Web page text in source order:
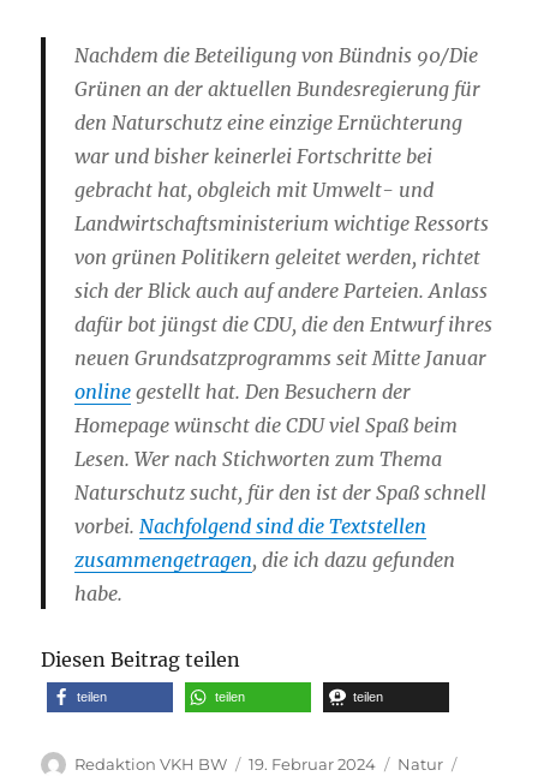
Nachdem die Beteiligung von Bündnis 90/Die
Grünen an der aktuellen Bundesregierung für
den Naturschutz eine einzige Ernüchterung
war und bisher keinerlei Fortschritte bei
gebracht hat, obgleich mit Umwelt- und
Landwirtschaftsministerium wichtige Ressorts
von grünen Politikern geleitet werden, richtet
sich der Blick auch auf andere Parteien. Anlass
dafür bot jüngst die CDU, die den Entwurf ihres
neuen Grundsatzprogramms seit Mitte Januar
online gestellt hat. Den Besuchern der
Homepage wünscht die CDU viel Spaß beim
Lesen. Wer nach Stichworten zum Thema
Naturschutz sucht, für den ist der Spaß schnell
vorbei. Nachfolgend sind die Textstellen
zusammengetragen, die ich dazu gefunden
habe.
Diesen Beitrag teilen
teilen teilen teilen
Autor
Redaktion VKH BW
Veröffentlicht
19. Februar 2024 Kategorien
Natur